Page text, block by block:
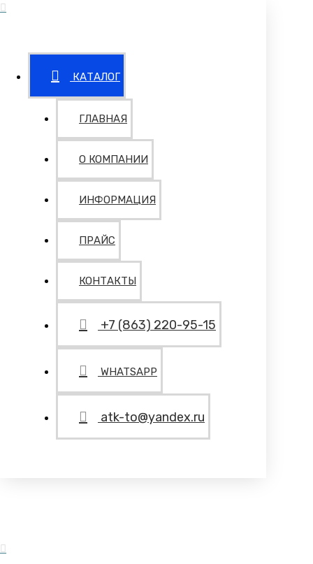
КАТАЛОГ
ГЛАВНАЯ
О КОМПАНИИ
ИНФОРМАЦИЯ
ПРАЙС
КОНТАКТЫ
+7 (863) 220-95-15
WHATSAPP
atk-to@yandex.ru